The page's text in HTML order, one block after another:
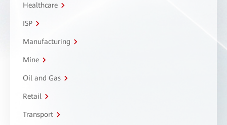
Healthcare
ISP
Manufacturing
Mine
Oil and Gas
Retail
Transport